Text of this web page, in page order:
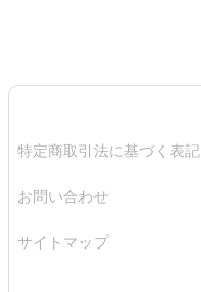
特定商取引法に基づく表記
お問い合わせ
サイトマップ